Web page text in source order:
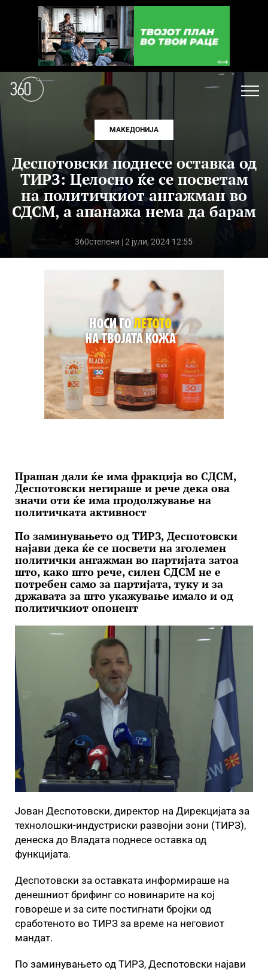
МАКЕДОНИЈА
Деспотовски поднесе оставка од
ТИРЗ: Целосно ќе се посветам
на политичкиот ангажман во
СДСМ, a апанажа нема да барам
360степени | 2 јули, 2024 12:55
Прашан дали ќе има фракција во СДСМ,
Деспотовски негираше и рече дека ова
значи оти ќе има продолжување на
политичката активност
По заминувањето од ТИРЗ, Деспотовски
најави дека ќе се посвети на зголемен
политички ангажман во партијата затоа
што, како што рече, силен СДСМ не е
потребен само за партијата, туку и за
државата за што укажување имало и од
политичкиот опонент
Јован Деспотовски, директор на Дирекцијата за
технолошки-индустриски развојни зони (ТИРЗ),
денеска до Владата поднесе оставка од
функцијата.
Деспотовски за оставката информираше на
денешниот брифинг со новинарите на кој
говореше и за сите постигнати бројки од
сработеното во ТИРЗ за време на неговиот
мандат.
По заминувањето од ТИРЗ, Деспотовски најави